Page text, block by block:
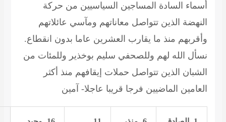
أسماء السادة المساجين السياسيين من حركة
النهضة الذين تتواصل معاناتهم ومآسي عائلاتهم
وأقربهم منذ ما يقارب العشرين عاما بدون انقطاع.
نسأل الله لهم وللصحفي سليم بوخذير وللمئات من
الشبان الذين تتواصل حملات إيقافهم منذ أكثر
العامين الماضيين فرجا قريبا عاجلا- آمين